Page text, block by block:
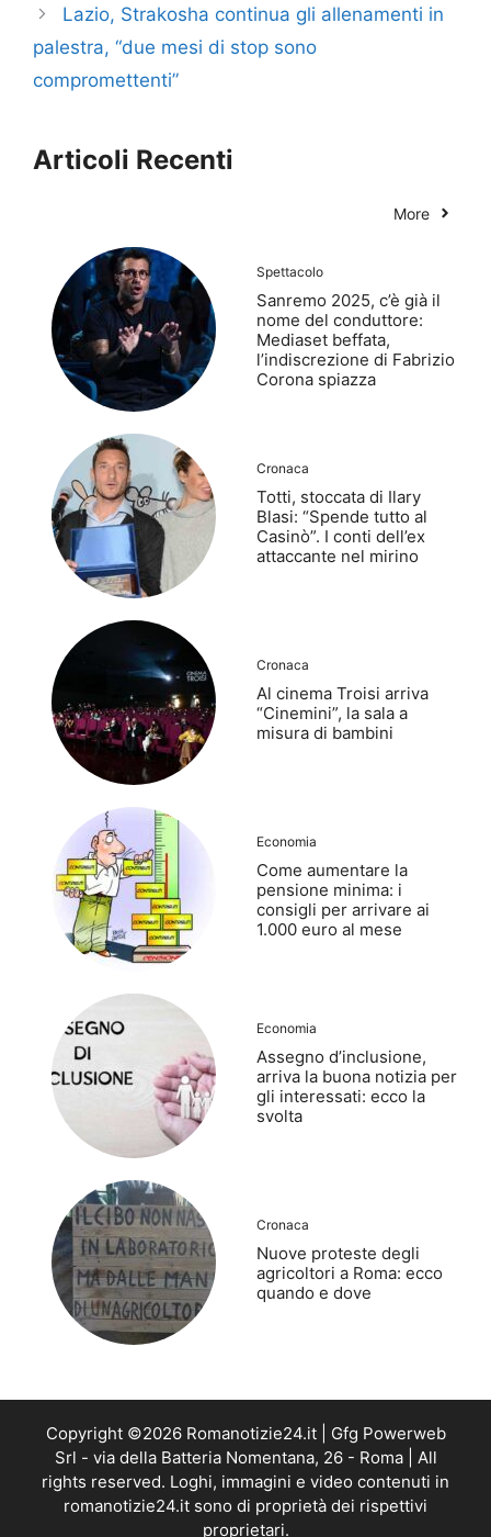
Lazio, Strakosha continua gli allenamenti in
palestra, “due mesi di stop sono
compromettenti”
Articoli Recenti
More
Spettacolo
Sanremo 2025, c’è già il
nome del conduttore:
Mediaset beffata,
l’indiscrezione di Fabrizio
Corona spiazza
Cronaca
Totti, stoccata di Ilary
Blasi: “Spende tutto al
Casinò”. I conti dell’ex
attaccante nel mirino
Cronaca
Al cinema Troisi arriva
“Cinemini”, la sala a
misura di bambini
Economia
Come aumentare la
pensione minima: i
consigli per arrivare ai
1.000 euro al mese
Economia
Assegno d’inclusione,
arriva la buona notizia per
gli interessati: ecco la
svolta
Cronaca
Nuove proteste degli
agricoltori a Roma: ecco
quando e dove
Copyright ©2026 Romanotizie24.it | Gfg Powerweb
Srl - via della Batteria Nomentana, 26 - Roma | All
rights reserved. Loghi, immagini e video contenuti in
romanotizie24.it sono di proprietà dei rispettivi
proprietari.